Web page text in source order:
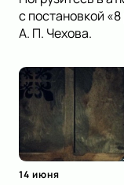
с постановкой
А. П. Чехова.
14 июня